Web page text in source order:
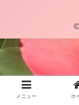
メニュー ホ